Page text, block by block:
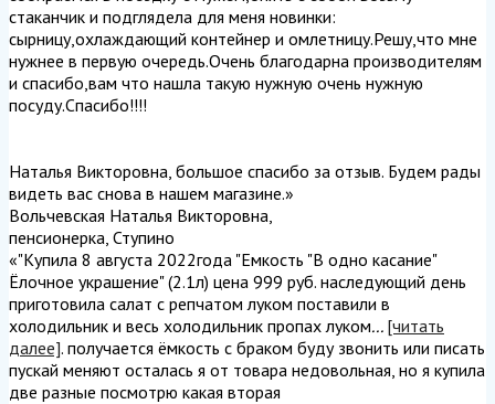
стаканчик и подглядела для меня новинки:
сырницу,охлаждающий контейнер и омлетницу.Решу,что мне
нужнее в первую очередь.Очень благодарна производителям
и спасибо,вам что нашла такую нужную очень нужную
посуду.Спасибо!!!!
Наталья Викторовна, большое спасибо за отзыв. Будем рады
видеть вас снова в нашем магазине.»
Вольчевская Наталья Викторовна,
пенсионерка, Ступино
«"Купила 8 августа 2022года "Емкость "В одно касание"
Ёлочное украшение" (2.1л) цена 999 руб. наследующий день
приготовила салат с репчатом луком поставили в
холодильник и весь холодильник пропах луком... [читать
далее]. получается ёмкость с браком буду звонить или писать
пускай меняют осталась я от товара недовольная, но я купила
две разные посмотрю какая вторая